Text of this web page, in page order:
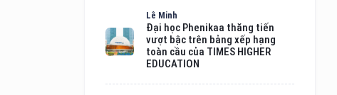
Lê Minh
Đại học Phenikaa thăng tiến
vượt bậc trên bảng xếp hạng
toàn cầu của TIMES HIGHER
EDUCATION